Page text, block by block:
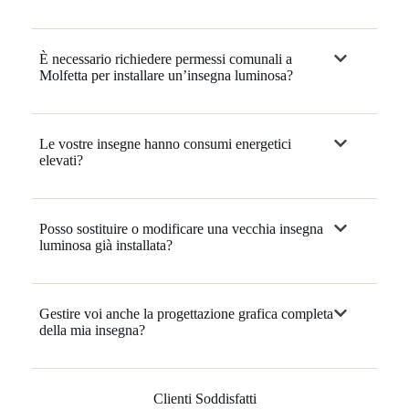
È necessario richiedere permessi comunali a
Molfetta per installare un’insegna luminosa?
Le vostre insegne hanno consumi energetici
elevati?
Posso sostituire o modificare una vecchia insegna
luminosa già installata?
Gestire voi anche la progettazione grafica completa
della mia insegna?
Clienti Soddisfatti